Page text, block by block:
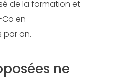
de la formation et
en
par an.
ne